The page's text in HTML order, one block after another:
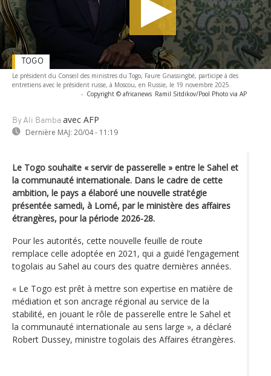
Le président du Conseil des ministres du Togo, Faure Gnassingbé, participe à des
entretiens avec le président russe, à Moscou, en Russie, le 19 novembre 2025.
- Copyright © africanews Ramil Sitdikov/Pool Photo via AP
By Ali Bamba avec AFP
Dernière MAJ: 20/04 - 11:19
TOGO
Le Togo souhaite « servir de passerelle » entre le Sahel et
la communauté internationale. Dans le cadre de cette
ambition, le pays a élaboré une nouvelle stratégie
présentée samedi, à Lomé, par le ministère des affaires
étrangères, pour la période 2026-28.
Pour les autorités, cette nouvelle feuille de route
remplace celle adoptée en 2021, qui a guidé l’engagement
togolais au Sahel au cours des quatre dernières années.
« Le Togo est prêt à mettre son expertise en matière de
médiation et son ancrage régional au service de la
stabilité, en jouant le rôle de passerelle entre le Sahel et
la communauté internationale au sens large », a déclaré
Robert Dussey, ministre togolais des Affaires étrangères.